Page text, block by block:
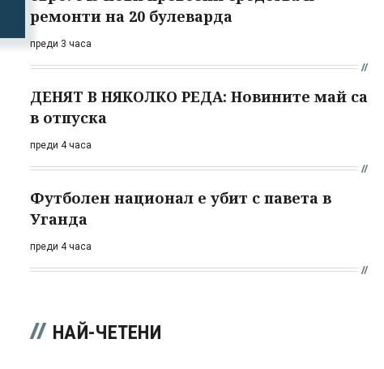
ремонти на 20 булеварда
преди 3 часа
ДЕНЯТ В НЯКОЛКО РЕДА: Новините май са
в отпуска
преди 4 часа
Футболен национал е убит с павета в
Уганда
преди 4 часа
НАЙ-ЧЕТЕНИ